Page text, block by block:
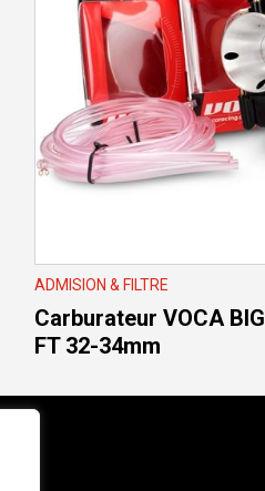
ADMISION & FILTRE
Carburateur VOCA BIG
FT 32-34mm